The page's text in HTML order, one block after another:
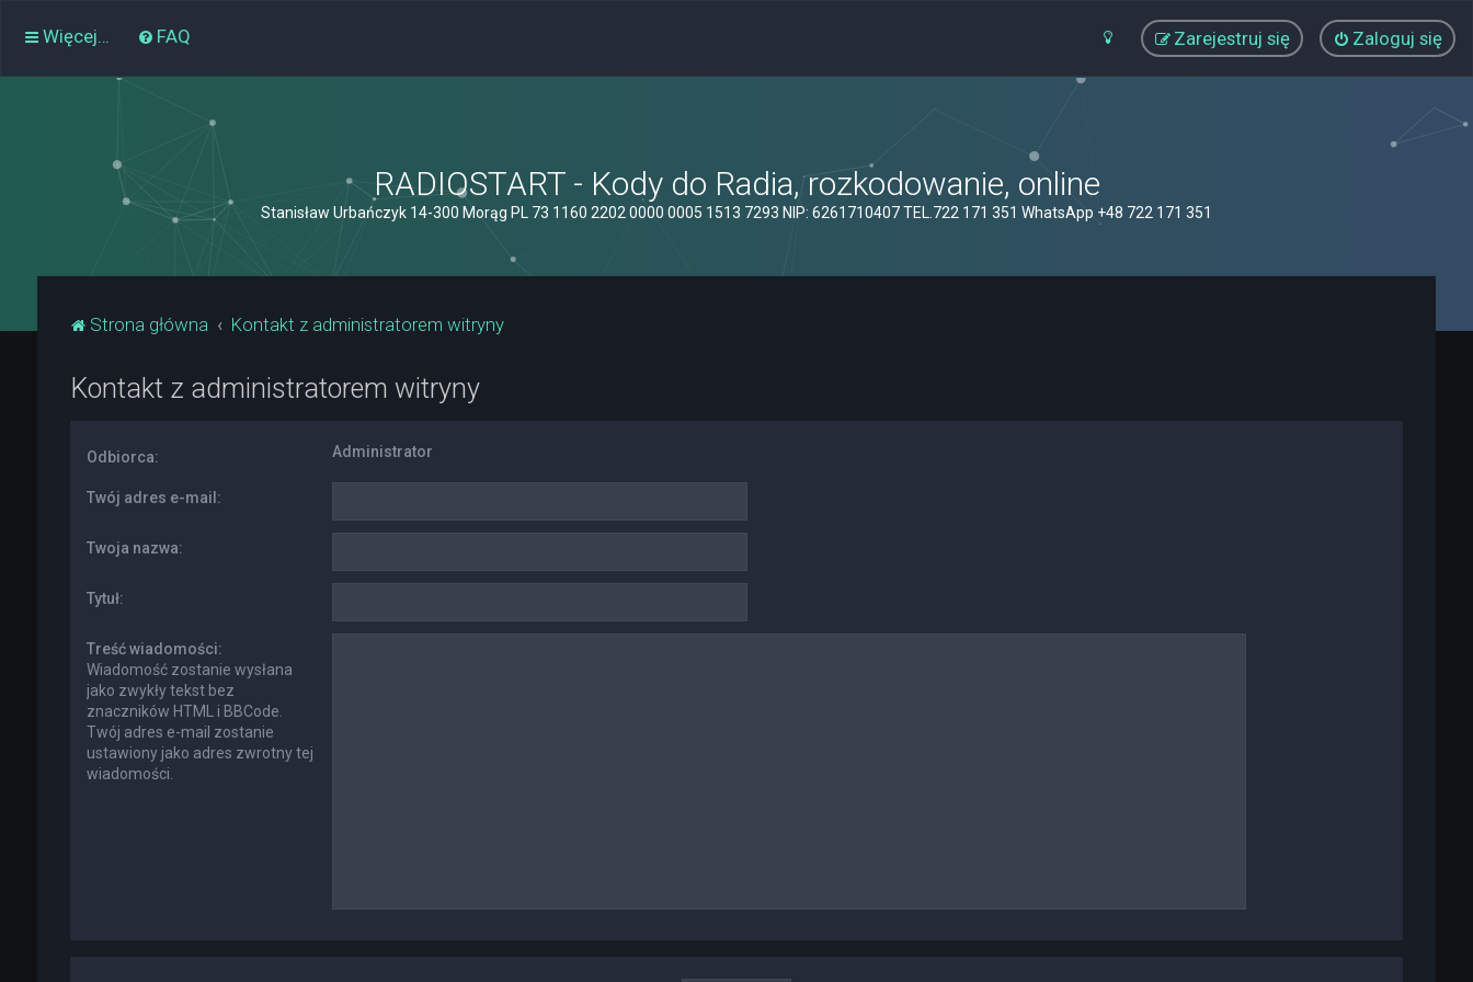
Więcej… FAQ Zaloguj się
Zarejestruj się
RADIOSTART - Kody do Radia, rozkodowanie, online
Stanisław Urbańczyk 14-300 Morąg PL 73 1160 2202 0000 0005 1513 7293 NIP: 6261710407 TEL.722 171 351 WhatsApp +48 722 171 351
Strona główna Kontakt z administratorem witryny
Kontakt z administratorem witryny
Odbiorca: Administrator
Twój adres e-mail:
Twoja nazwa:
Tytuł:
Treść wiadomości:
Wiadomość zostanie wysłana
jako zwykły tekst bez
znaczników HTML i BBCode.
Twój adres e-mail zostanie
ustawiony jako adres zwrotny tej
wiadomości.